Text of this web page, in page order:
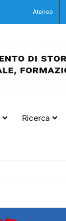
Ateneo
Ricerca